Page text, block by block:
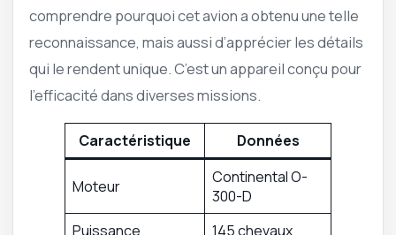
comprendre pourquoi cet avion a obtenu une telle
reconnaissance, mais aussi d’apprécier les détails
qui le rendent unique. C’est un appareil conçu pour
l’efficacité dans diverses missions.
Caractéristique Données
Moteur
Continental O-
300-D
Puissance
145 chevaux